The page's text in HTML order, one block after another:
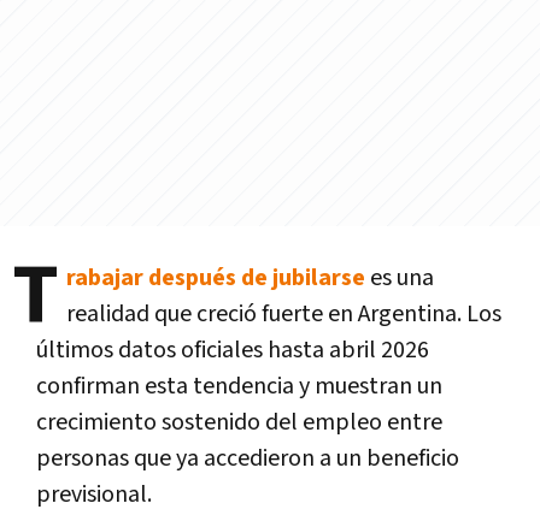
T rabajar después de jubilarse es una
realidad que creció fuerte en Argentina. Los
últimos datos oficiales hasta abril 2026
confirman esta tendencia y muestran un
crecimiento sostenido del empleo entre
personas que ya accedieron a un beneficio
previsional.